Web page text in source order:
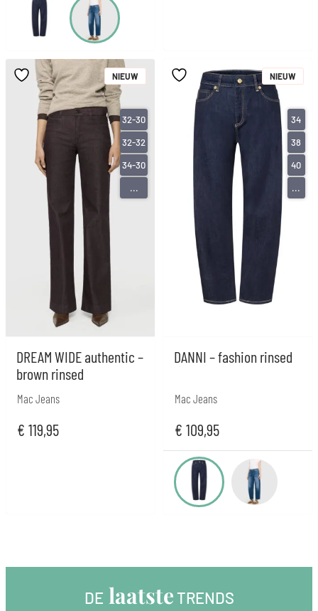
DREAM WIDE authentic –
brown rinsed
Mac Jeans
€ 119,95
NIEUW
32-30
32-32
34-30
...
DANNI – fashion rinsed
Mac Jeans
€ 109,95
NIEUW
34
38
40
...
DE laatste TRENDS